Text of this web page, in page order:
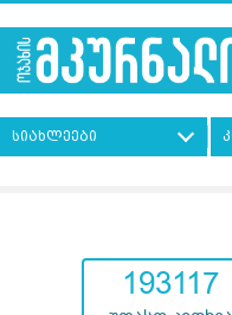
სიახლეები
193117